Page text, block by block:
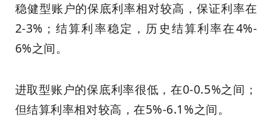
稳健型账户的保底利率相对较高，保证利率在
2-3%；结算利率稳定，历史结算利率在4%-
6%之间。
进取型账户的保底利率很低，在0-0.5%之间；
但结算利率相对较高，在5%-6.1%之间。